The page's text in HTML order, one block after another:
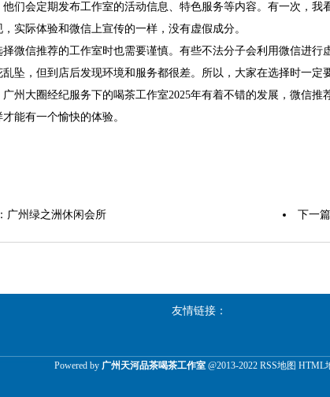
们会定期发布工作室的活动信息、特色服务等内容。有一次，我
实际体验和微信上宣传的一样，没有虚假成分。
微信推荐的工作室时也需要谨慎。有些不法分子会利用微信进行
坠，但到店后发现环境和服务都很差。所以，大家在选择时一定
州大圈经纪服务下的喝茶工作室2025年有着不错的发展，微信
能有一个愉快的体验。
广州绿之洲休闲会所 下一篇
友情链接：
Powered by 广州天河品茶喝茶工作室 @2013-2022 RSS地图 HTML